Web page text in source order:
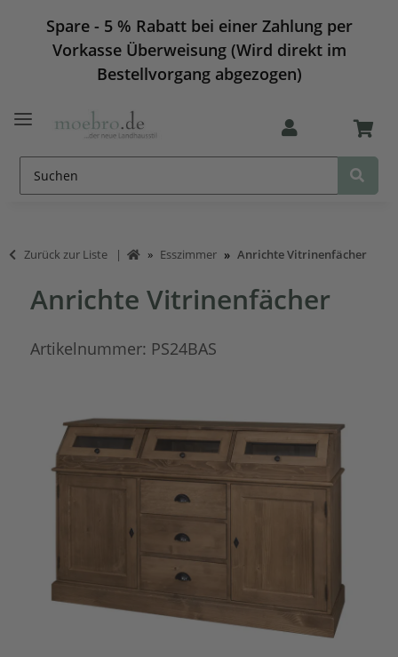
Spare - 5 % Rabatt bei einer Zahlung per
Vorkasse Überweisung (Wird direkt im
Bestellvorgang abgezogen)
Zurück zur Liste Esszimmer Anrichte Vitrinenfächer
Anrichte Vitrinenfächer
Artikelnummer: PS24BAS